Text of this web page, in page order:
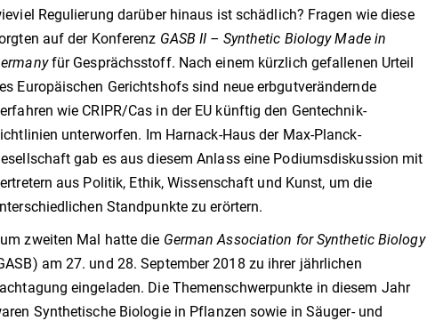
Regulierung darüber hinaus ist schädlich? Fragen wie diese
auf der Konferenz GASB II – Synthetic Biology Made in
für Gesprächsstoff. Nach einem kürzlich gefallenen Urteil
Europäischen Gerichtshofs sind neue erbgutverändernde
wie CRIPR/Cas in der EU künftig den Gentechnik-
unterworfen. Im Harnack-Haus der Max-Planck-
gab es aus diesem Anlass eine Podiumsdiskussion mit
aus Politik, Ethik, Wissenschaft und Kunst, um die
Standpunkte zu erörtern.
zweiten Mal hatte die German Association for Synthetic Biology
am 27. und 28. September 2018 zu ihrer jährlichen
eingeladen. Die Themenschwerpunkte in diesem Jahr
Synthetische Biologie in Pflanzen sowie in Säuger- und